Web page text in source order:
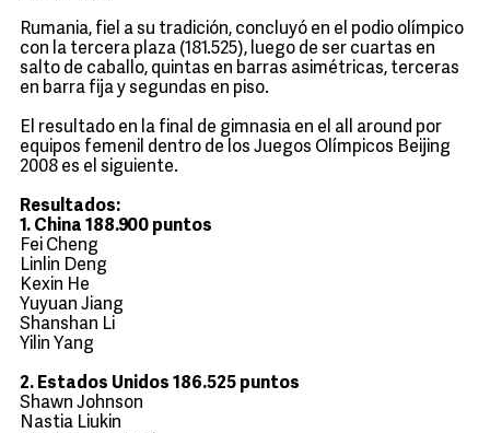
Rumania, fiel a su tradición, concluyó en el podio olímpico
con la tercera plaza (181.525), luego de ser cuartas en
salto de caballo, quintas en barras asimétricas, terceras
en barra fija y segundas en piso.
El resultado en la final de gimnasia en el all around por
equipos femenil dentro de los Juegos Olímpicos Beijing
2008 es el siguiente.
Resultados:
1. China 188.900 puntos
Fei Cheng
Linlin Deng
Kexin He
Yuyuan Jiang
Shanshan Li
Yilin Yang
2. Estados Unidos 186.525 puntos
Shawn Johnson
Nastia Liukin